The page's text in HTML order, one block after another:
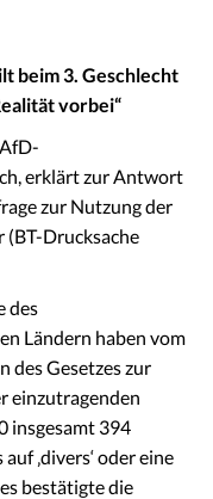
beim 3. Geschlecht
vorbei“
erklärt zur Antwort
zur Nutzung der
(BT-Drucksache
des
Ländern haben vom
des Gesetzes zur
einzutragenden
insgesamt 394
‚divers‘ oder eine
bestätigte die